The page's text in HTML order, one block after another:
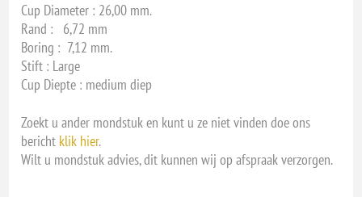
Cup Diameter : 26,00 mm.
Rand : 6,72 mm
Boring : 7,12 mm.
Stift : Large
Cup Diepte : medium diep
Zoekt u ander mondstuk en kunt u ze niet vinden doe ons
bericht klik hier.
Wilt u mondstuk advies, dit kunnen wij op afspraak verzorgen.